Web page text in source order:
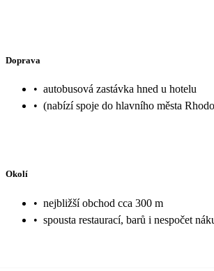
Doprava
• autobusová zastávka hned u hotelu
• (nabízí spoje do hlavního města
Okolí
• nejbližší obchod cca 300 m
• spousta restaurací, barů i nespočet